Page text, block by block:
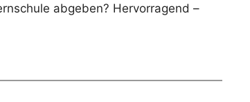
abgeben? Hervorragend –